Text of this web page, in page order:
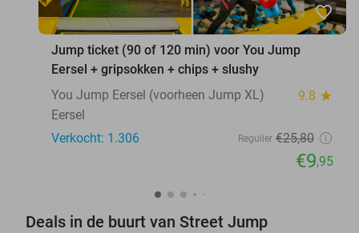
favorite_border
Jump ticket (90 of 120 min) voor You Jump
Eersel + gripsokken + chips + slushy
You Jump Eersel (voorheen Jump XL)
9.8 star
Eersel
Verkocht: 1.306
Regulier €25,80
€9,95
Deals in de buurt van Street Jump